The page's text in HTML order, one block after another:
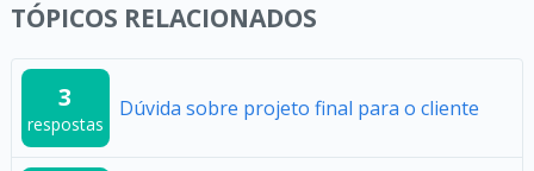
TÓPICOS RELACIONADOS
3
respostas
Dúvida sobre projeto final para o cliente